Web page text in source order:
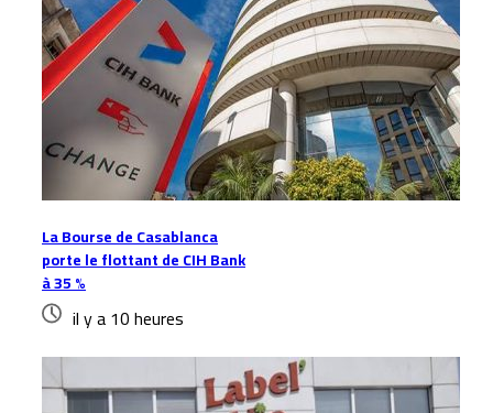
La Bourse de Casablanca
porte le flottant de CIH Bank
à 35 %
il y a 10 heures